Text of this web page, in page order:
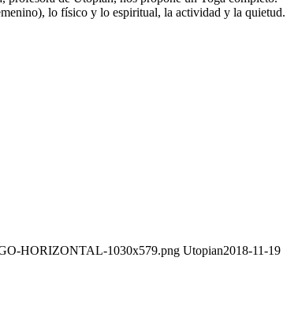
lo físico y lo espiritual, la actividad y la quietud.
HORIZONTAL-1030x579.png Utopian2018-11-19